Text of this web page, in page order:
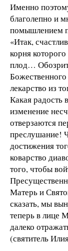
Именно
благолепно и
помышлением
«Итак,
корня
плод…
лекарство из
Какая радость
изменение
отверзаются
преслушание!
достижения
коварство
того, чтобы
Матерь и
сказать, мы
теперь в лице
далеко
(святитель